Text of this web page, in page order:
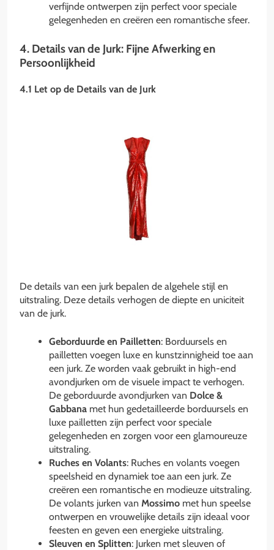
verfijnde ontwerpen zijn perfect voor speciale
gelegenheden en creëren een romantische sfeer.
4. Details van de Jurk: Fijne Afwerking en
Persoonlijkheid
4.1 Let op de Details van de Jurk
De details van een jurk bepalen de algehele stijl en
uitstraling. Deze details verhogen de diepte en uniciteit
van de jurk.
Geborduurde en Pailletten: Borduursels en
pailletten voegen luxe en kunstzinnigheid toe aan
een jurk. Ze worden vaak gebruikt in high-end
avondjurken om de visuele impact te verhogen.
De geborduurde avondjurken van Dolce &
Gabbana met hun gedetailleerde borduursels en
luxe pailletten zijn perfect voor speciale
gelegenheden en zorgen voor een glamoureuze
uitstraling.
Ruches en Volants: Ruches en volants voegen
speelsheid en dynamiek toe aan een jurk. Ze
creëren een romantische en modieuze uitstraling.
De volants jurken van Mossimo met hun speelse
ontwerpen en vrouwelijke details zijn ideaal voor
feesten en geven een energieke uitstraling.
Sleuven en Splitten: Jurken met sleuven of